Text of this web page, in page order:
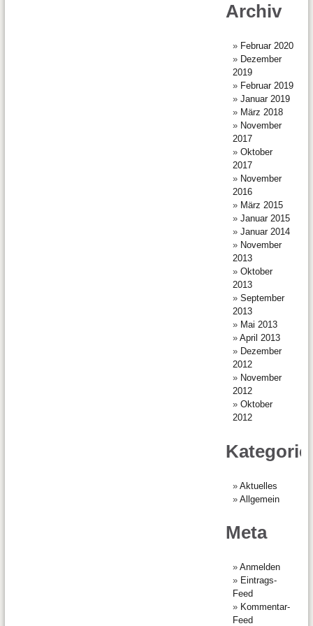
Archiv
Februar 2020
Dezember
2019
Februar 2019
Januar 2019
März 2018
November
2017
Oktober
2017
November
2016
März 2015
Januar 2015
Januar 2014
November
2013
Oktober
2013
September
2013
Mai 2013
April 2013
Dezember
2012
November
2012
Oktober
2012
Aktuelles
Allgemein
Meta
Anmelden
Eintrags-
Feed
Kommentar-
Feed